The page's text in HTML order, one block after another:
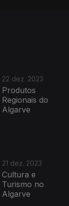
22 dez. 2023
Produtos
Regionais do
Algarve
21 dez. 2023
Cultura e
Turismo no
Algarve